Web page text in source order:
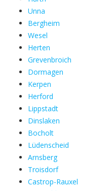
Unna
Bergheim
Wesel
Herten
Grevenbroich
Dormagen
Kerpen
Herford
Lippstadt
Dinslaken
Bocholt
Lüdenscheid
Arnsberg
Troisdorf
Castrop-Rauxel